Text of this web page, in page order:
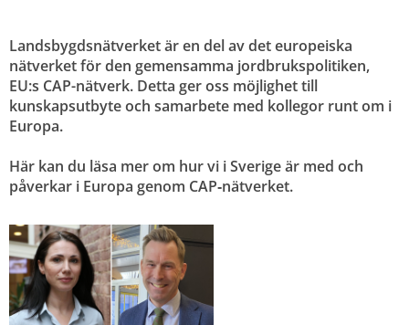
Landsbygdsnätverket är en del av det europeiska
nätverket för den gemensamma jordbrukspolitiken,
EU:s CAP-nätverk. Detta ger oss möjlighet till
kunskapsutbyte och samarbete med kollegor runt om i
Europa.
Här kan du läsa mer om hur vi i Sverige är med och
påverkar i Europa genom CAP‑nätverket.